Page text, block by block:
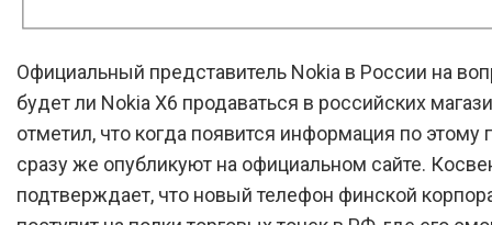
Официальный представитель Nokia в России на
будет ли Nokia X6 продаваться в российских
отметил, что когда появится информация по этому
сразу же опубликуют на официальном сайте.
подтверждает, что новый телефон финской